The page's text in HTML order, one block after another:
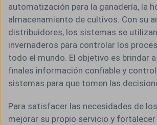
automatización para la ganadería, la
almacenamiento de cultivos. Con su
distribuidores, los sistemas se
invernaderos para controlar los
todo el mundo. El objetivo es brindar
finales información confiable y
sistemas para que tomen las
Para satisfacer las necesidades de
mejorar su propio servicio y